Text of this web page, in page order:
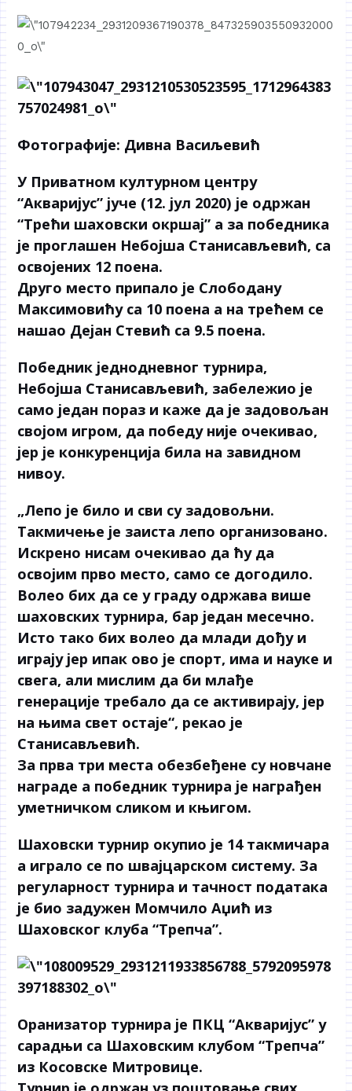
Фотографије: Дивна Васиљевић
У Приватном културном центру
“Акваријус” јуче (12. јул 2020) је одржан
“Трећи шаховски окршај” а за победника
је проглашен Небојша Станисављевић, са
освојених 12 поена.
Друго место припало је Слободану
Максимовићу са 10 поена а на трећем се
нашао Дејан Стевић са 9.5 поена.
Победник једнодневног турнира,
Небојша Станисављевић, забележио је
само један пораз и каже да је задовољан
својом игром, да победу није очекивао,
јер је конкуренција била на завидном
нивоу.
„Лепо је било и сви су задовољни.
Такмичење је заиста лепо организовано.
Искрено нисам очекивао да ћу да
освојим прво место, само се догодило.
Волео бих да се у граду одржава више
шаховских турнира, бар један месечно.
Исто тако бих волео да млади дођу и
играју јер ипак ово је спорт, има и науке и
свега, али мислим да би млађе
генерације требало да се активирају, јер
на њима свет остаје“, рекао је
Станисављевић.
За прва три места обезбеђене су новчане
награде а победник турнира је награђен
уметничком сликом и књигом.
Шаховски турнир окупио је 14 такмичара
а играло се по швајцарском систему. За
регуларност турнира и тачност података
је био задужен Момчило Аџић из
Шаховског клуба “Трепча”.
Оранизатор турнира је ПКЦ “Акваријус” у
сарадњи са Шаховским клубом “Трепча”
из Косовске Митровице.